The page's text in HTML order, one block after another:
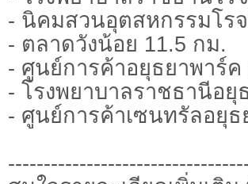
- นิคมสวนอุตสหกรรมโร
- ตลาดวังน้อย 11.5 กม.
- ศูนย์การค้าอยุธยาพาร์ค
- โรงพยาบาลราชธานีอยุ
- ศูนย์การค้าเซนทรัลอยุธ